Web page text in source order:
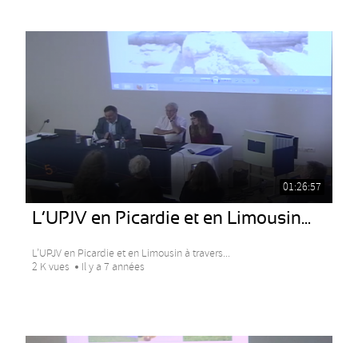
01:26:57
L’UPJV en Picardie et en Limousin...
L’UPJV en Picardie et en Limousin à travers...
2 K vues
Il y a 7 années